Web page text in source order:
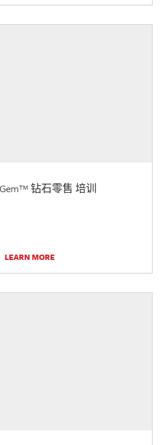
钻石零售 培训
LEARN MORE